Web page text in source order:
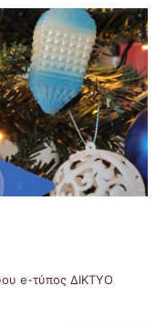
e-τύπος ΔΙΚΤΥΟ